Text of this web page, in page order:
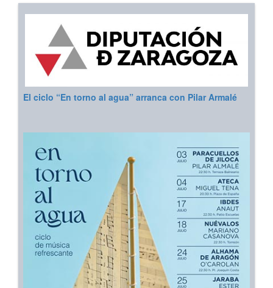
El ciclo “En torno al agua” arranca con Pilar Armalé